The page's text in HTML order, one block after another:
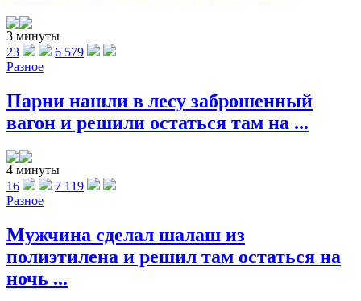
3 минуты
23
6 579
Разное
Парни нашли в лесу заброшенный
вагон и решили остаться там на ...
4 минуты
16
7 119
Разное
Мужчина сделал шалаш из
полиэтилена и решил там остаться на
ночь ...